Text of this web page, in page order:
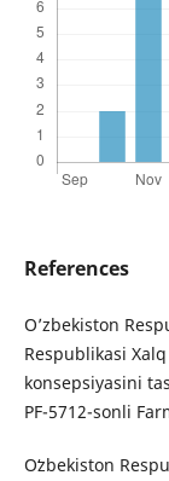
References
O’zbekiston
Respublikasi
konsepsiyasini
PF-5712-sonli
Oʻzbekiston